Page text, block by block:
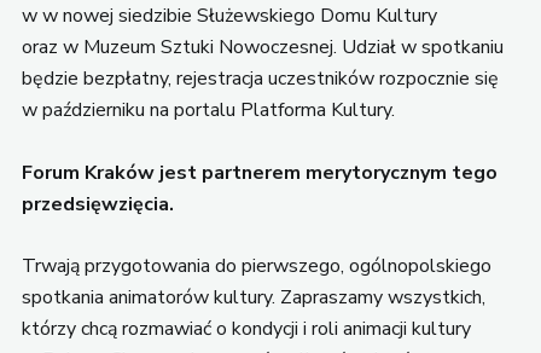
w w nowej siedzibie Służewskiego Domu Kultury
oraz w Muzeum Sztuki Nowoczesnej. Udział w spotkaniu
będzie bezpłatny, rejestracja uczestników rozpocznie się
w październiku na portalu Platforma Kultury.
Forum Kraków jest partnerem merytorycznym tego
przedsięwzięcia.
Trwają przygotowania do pierwszego, ogólnopolskiego
spotkania animatorów kultury. Zapraszamy wszystkich,
którzy chcą rozmawiać o kondycji i roli animacji kultury